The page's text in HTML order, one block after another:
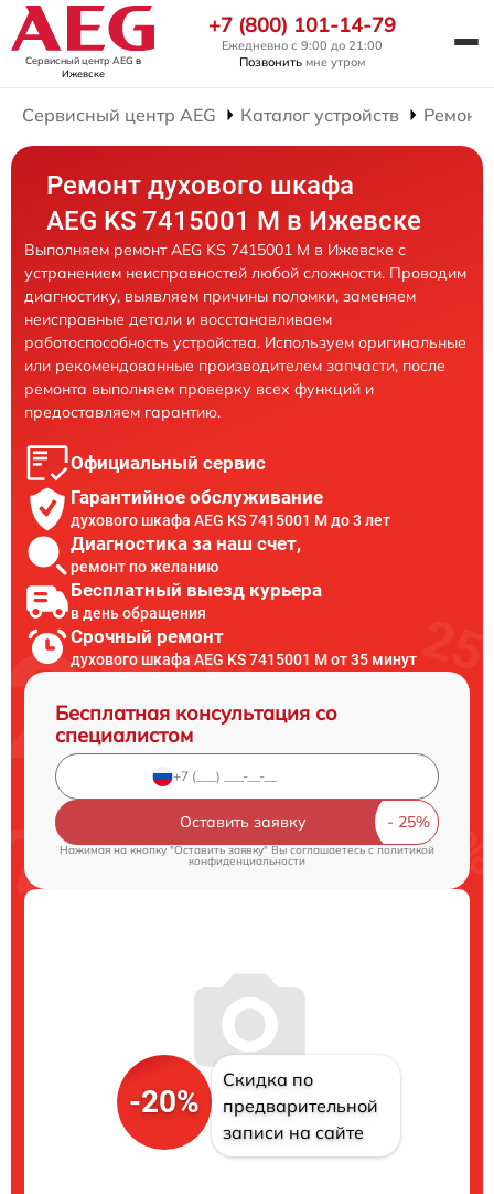
Сервисный центр AEG в
Ижевске
+7 (800) 101-14-79
Ежедневно с 9:00 до 21:00
Позвонить мне утром
Сервисный центр AEG Каталог устройств
Ремонт духового шкафа
AEG KS 7415001 M в Ижевске
Выполняем ремонт AEG KS 7415001 M в Ижевске с
устранением неисправностей любой сложности. Проводим
диагностику, выявляем причины поломки, заменяем
неисправные детали и восстанавливаем
работоспособность устройства. Используем оригинальные
или рекомендованные производителем запчасти, после
ремонта выполняем проверку всех функций и
предоставляем гарантию.
Официальный сервис
Гарантийное обслуживание
духового шкафа AEG KS 7415001 M до 3 лет
Диагностика за наш счет,
ремонт по желанию
Бесплатный выезд курьера
в день обращения
Срочный ремонт
духового шкафа AEG KS 7415001 M от 35 минут
Бесплатная консультация со
специалистом
Оставить заявку
Нажимая на кнопку "Оставить заявку" Вы соглашаетесь cполитикой
конфиденциальности
-20%
Скидка по
предварительной
записи на сайте